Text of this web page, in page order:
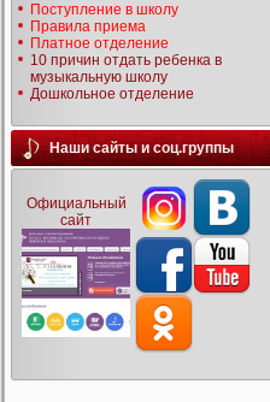
Поступление в школу
Правила приема
Платное отделение
10 причин отдать ребенка в
музыкальную школу
Дошкольное отделение
Наши сайты и соц.группы
Официальный
сайт